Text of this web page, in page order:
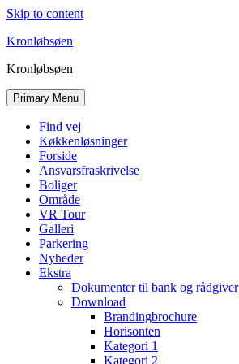
Skip to content
Kronløbsøen
Kronløbsøen
Primary Menu
Find vej
Køkkenløsninger
Forside
Ansvarsfraskrivelse
Boliger
Område
VR Tour
Galleri
Parkering
Nyheder
Ekstra
Dokumenter til bank og rådgiver
Download
Brandingbrochure
Horisonten
Kategori 1
Kategori 2